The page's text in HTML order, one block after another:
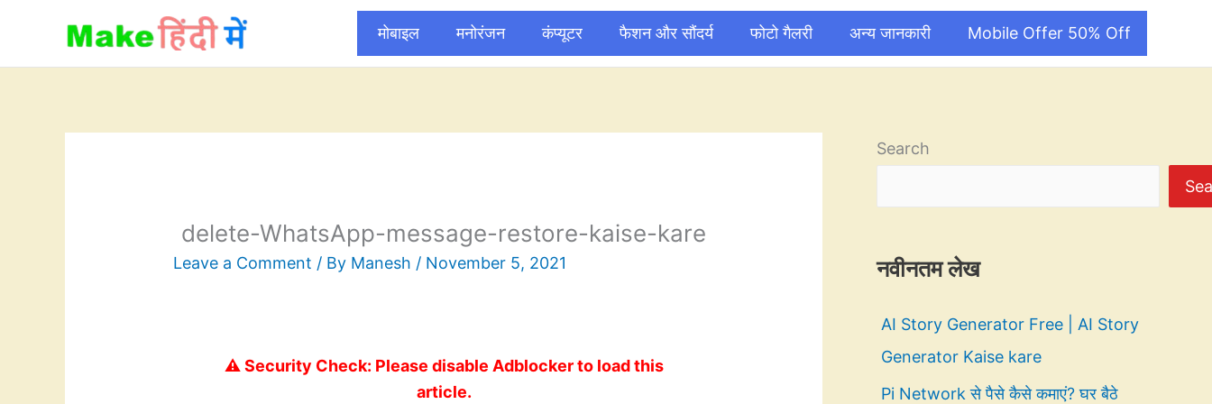
content
मोबाइल मनोरंजन कंप्यूटर फैशन और सौंदर्य फोटो गैलरी अन्य जानकारी Mobile Offer 50% Off
delete-WhatsApp-message-restore-kaise-kare
Leave a Comment / By Manesh / November 5, 2021
⚠️ Security Check: Please disable Adblocker to load this
article.
Search
नवीनतम लेख
AI Story Generator Free | AI Story
Generator Kaise kare
Pi Network से पैसे कैसे कमाएं? घर बैठे